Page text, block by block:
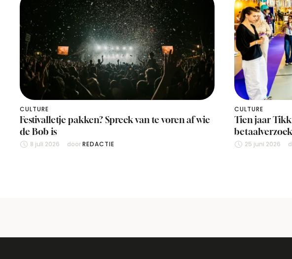
CULTURE
Festivalletje pakken? Spreek van te voren af wie
de Bob is
8 juli 2026 door REDACTIE
CULTURE
Tien jaar
25 juni 2026